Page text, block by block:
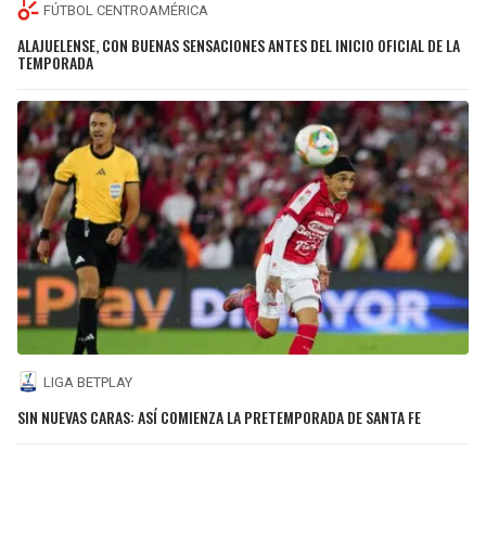
FÚTBOL CENTROAMÉRICA
ALAJUELENSE, CON BUENAS SENSACIONES ANTES DEL INICIO OFICIAL DE LA
TEMPORADA
LIGA BETPLAY
SIN NUEVAS CARAS: ASÍ COMIENZA LA PRETEMPORADA DE SANTA FE